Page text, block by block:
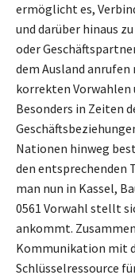
ermöglicht es,
und darüber hinaus
oder
dem Ausland
korrekten Vorwahlen
Besonders in Zeiten
Nationen hinweg
den entsprechenden
man nun in Kassel,
0561 Vorwahl stellt
ankommt.
Kommunikation mit
Schlüsselressource